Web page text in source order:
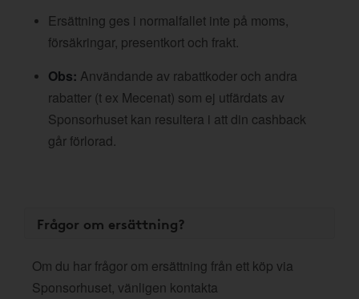
Ersättning ges i normalfallet inte på moms,
försäkringar, presentkort och frakt.
Obs: Användande av rabattkoder och andra
rabatter (t ex Mecenat) som ej utfärdats av
Sponsorhuset kan resultera i att din cashback
går förlorad.
Frågor om ersättning?
Om du har frågor om ersättning från ett köp via
Sponsorhuset, vänligen kontakta